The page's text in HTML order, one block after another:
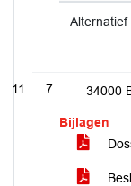
Alternatief
7 34000
Bijlagen